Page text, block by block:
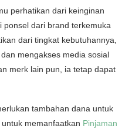
perhatikan dari keinginan
ponsel dari brand terkemuka
dari tingkat kebutuhannya,
mengakses media sosial
merk lain pun, ia tetap dapat
tambahan dana untuk
memanfaatkan Pinjaman